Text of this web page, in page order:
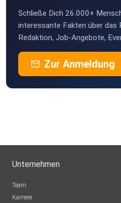
Schließe Dich 26.000+
interessante Fakten über das
Redaktion, Job-Angebote,
Zur Anmeldung
Unternehmen
Team
Karriere